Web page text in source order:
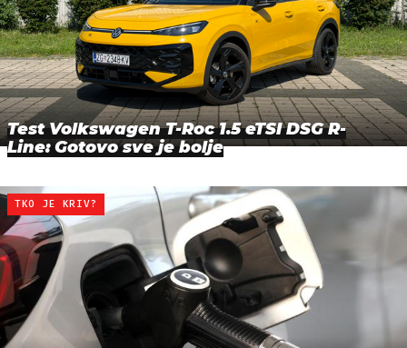
Test Volkswagen T-Roc 1.5 eTSI DSG R-
Line: Gotovo sve je bolje
TKO JE KRIV?